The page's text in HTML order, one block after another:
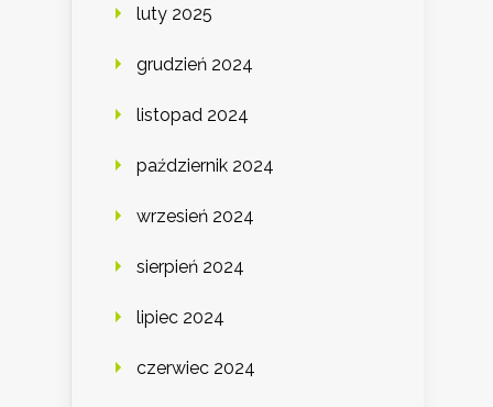
luty 2025
grudzień 2024
listopad 2024
październik 2024
wrzesień 2024
sierpień 2024
lipiec 2024
czerwiec 2024